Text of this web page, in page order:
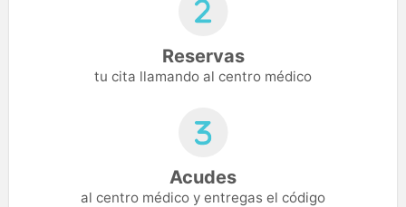
Reservas
tu cita llamando al centro médico
Acudes
al centro médico y entregas el código